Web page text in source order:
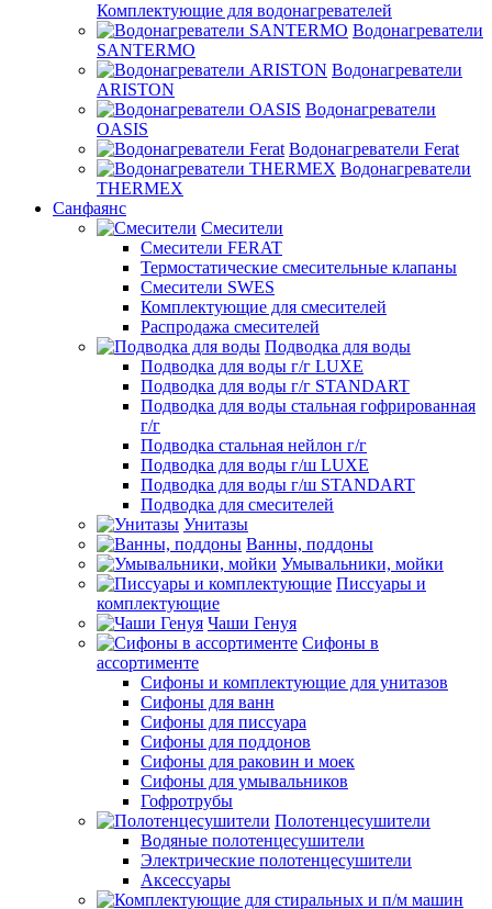
Комплектующие для водонагревателей
Водонагреватели
SANTERMO
Водонагреватели
ARISTON
Водонагреватели
OASIS
Водонагреватели Ferat
Водонагреватели
THERMEX
Санфаянс
Смесители
Смесители FERAT
Термостатические смесительные клапаны
Смесители SWES
Комплектующие для смесителей
Распродажа смесителей
Подводка для воды
Подводка для воды г/г LUXE
Подводка для воды г/г STANDART
Подводка для воды стальная гофрированная
г/г
Подводка стальная нейлон г/г
Подводка для воды г/ш LUXE
Подводка для воды г/ш STANDART
Подводка для смесителей
Унитазы
Ванны, поддоны
Умывальники, мойки
Писсуары и
комплектующие
Чаши Генуя
Сифоны в
ассортименте
Сифоны и комплектующие для унитазов
Сифоны для ванн
Сифоны для писсуара
Сифоны для поддонов
Сифоны для раковин и моек
Сифоны для умывальников
Гофротрубы
Полотенцесушители
Водяные полотенцесушители
Электрические полотенцесушители
Аксессуары